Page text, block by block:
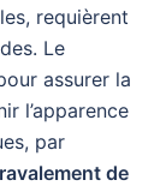
requièrent
Le
assurer la
l’apparence
par
ravalement de